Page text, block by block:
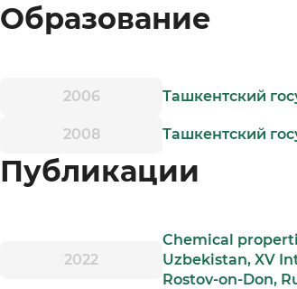
Образование
2006 Ташкентский
2008 Ташкентский
Публикации
2022
Chemical
Uzbekistan, XV
Rostov-on-Don,